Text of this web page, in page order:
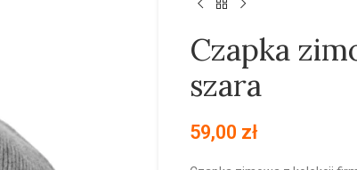
Czapka
szara
59,00 zł